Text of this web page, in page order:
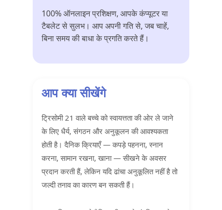
100% ऑनलाइन प्रशिक्षण, आपके कंप्यूटर या
टैबलेट से सुलभ। आप अपनी गति से, जब चाहें,
बिना समय की बाधा के प्रगति करते हैं।
आप क्या सीखेंगे
ट्रिसोमी 21 वाले बच्चे को स्वायत्तता की ओर ले जाने
के लिए धैर्य, संगठन और अनुकूलन की आवश्यकता
होती है। दैनिक क्रियाएँ — कपड़े पहनना, स्नान
करना, सामान रखना, खाना — सीखने के अवसर
प्रदान करती हैं, लेकिन यदि ढांचा अनुकूलित नहीं है तो
जल्दी तनाव का कारण बन सकती हैं।